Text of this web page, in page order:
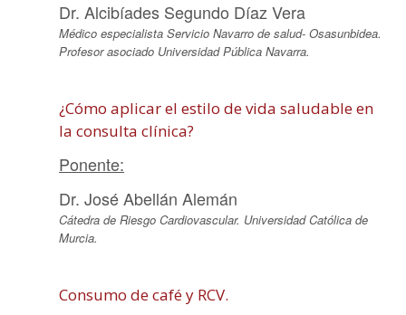
Dr. Alcibíades Segundo Díaz Vera
Médico especialista Servicio Navarro de salud- Osasunbidea.
Profesor asociado Universidad Pública Navarra.
¿Cómo aplicar el estilo de vida saludable en
la consulta clínica?
Ponente:
Dr. José Abellán Alemán
Cátedra de Riesgo Cardiovascular. Universidad Católica de
Murcia.
Consumo de café y RCV.